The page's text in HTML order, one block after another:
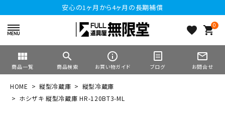
安心の1ヶ月から4ヶ月の長期補償
favorite 0
shopping_cart
view_module
商品一覧
search
商品検索
info_outline
お買い物ガイド ブログ
mail_outline
お問合せ
HOME 縦型冷蔵庫
縦型冷蔵庫
ホシザキ 縦型冷蔵庫 HR-120BT3-ML